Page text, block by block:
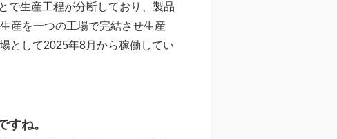
で生産工程が分断しており、製品
産を一つの工場で完結させ生産
として2025年8月から稼働してい
すね。